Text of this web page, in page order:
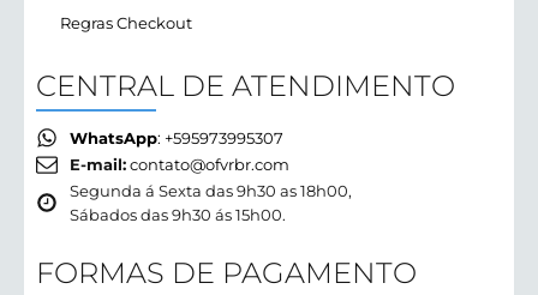
Regras Checkout
CENTRAL DE ATENDIMENTO
WhatsApp: +595973995307
E-mail:contato@ofvrbr.com
Segunda á Sexta das 9h30 as 18h00,
Sábados das 9h30 ás 15h00.
FORMAS DE PAGAMENTO